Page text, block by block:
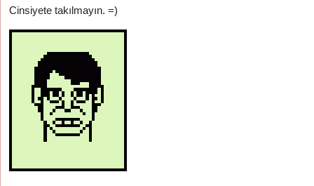
Cinsiyete takılmayın. =)